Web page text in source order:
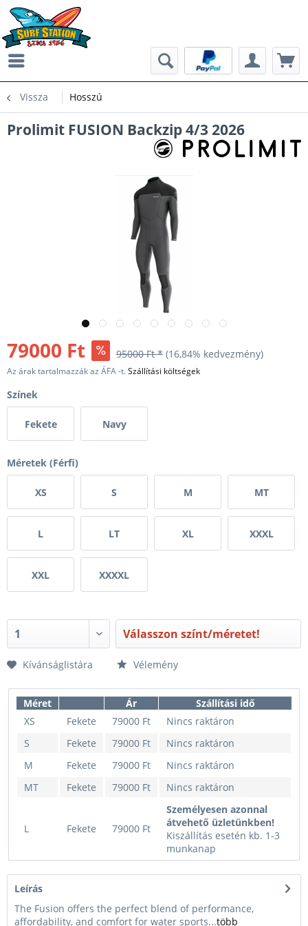
Vissza Hosszú
Prolimit FUSION Backzip 4/3 2026
79000 Ft 95000 Ft * (16,84% kedvezmény)
Az árak tartalmazzák az ÁFA -t.Szállítási költségek
Színek
Fekete Navy
Méretek (Férfi)
XS S M MT
L LT XL XXXL
XXL XXXXL
Válasszon színt/méretet!
Kívánságlistára Vélemény
Méret Ár
Szállítási idő
XS
Fekete 79000 Ft
Nincs raktáron
S
Fekete 79000 Ft
Nincs raktáron
M
Fekete 79000 Ft
Nincs raktáron
MT
Fekete 79000 Ft Nincs raktáron
L Fekete 79000 Ft
Személyesen azonnal
átvehető üzletünkben!
Kiszállítás esetén kb. 1-3
munkanap
XL Fekete 79000 Ft
átvehető üzletünkben!
Kiszállítás esetén kb. 1-3
Leírás
The Fusion offers the perfect blend of performance,
affordability, and comfort for water sports...több